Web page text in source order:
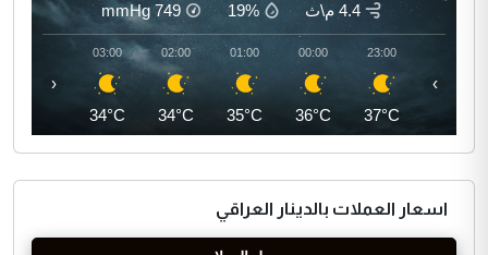
4.4 م\ث 19%
749
mmHg
23:00
37°C
00:00
36°C
01:00
35°C
02:00
34°C
03:00
34°C
‹ ›
اسعار العملات بالدينار العراقي